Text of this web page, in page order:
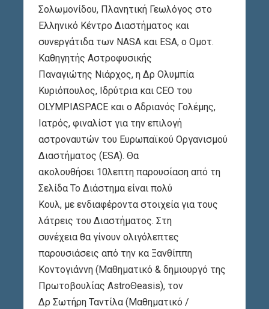
Σολωμονίδου, Πλανητική Γεωλόγος στο
Ελληνικό Κέντρο Διαστήματος και
συνεργάτιδα των NASA και ESA, ο Ομοτ.
Καθηγητής Αστροφυσικής
Παναγιώτης Νιάρχος, η Δρ Ολυμπία
Κυριόπουλος, Ιδρύτρια και CEO του
OLYMPIASPACE και ο Αδριανός Γολέμης,
Ιατρός, φιναλίστ για την επιλογή
αστροναυτών του Ευρωπαϊκού Οργανισμού
Διαστήματος (ESA). Θα
ακολουθήσει 10λεπτη παρουσίαση από τη
Σελίδα Το Διάστημα είναι πολύ
Κουλ, με ενδιαφέροντα στοιχεία για τους
λάτρεις του Διαστήματος. Στη
συνέχεια θα γίνουν ολιγόλεπτες
παρουσιάσεις από την κα Ξανθίππη
Κοντογιάννη (Μαθηματικό & δημιουργό της
Πρωτοβουλίας AstroΘeasis), τον
Δρ Σωτήρη Ταντίλα (Μαθηματικό /